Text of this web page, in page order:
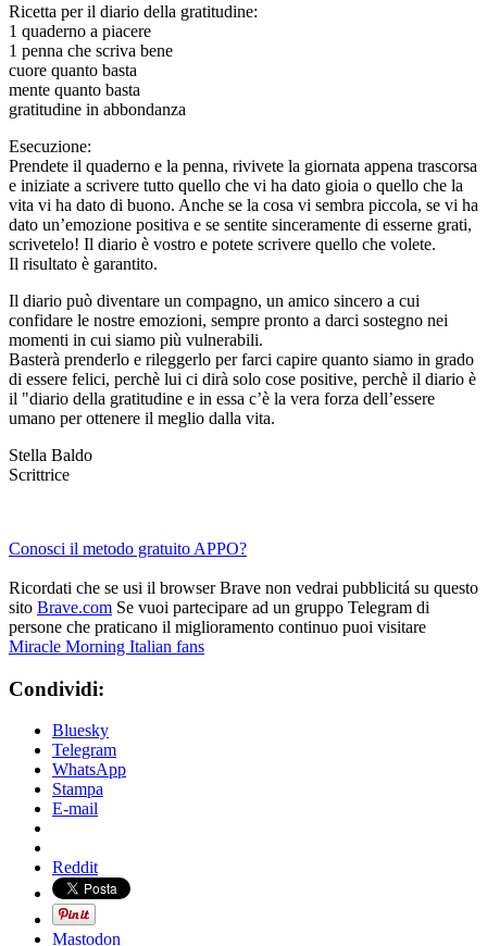
Ricetta per il diario della gratitudine:
1 quaderno a piacere
1 penna che scriva bene
cuore quanto basta
mente quanto basta
gratitudine in abbondanza
Esecuzione:
Prendete il quaderno e la penna, rivivete la giornata appena trascorsa
e iniziate a scrivere tutto quello che vi ha dato gioia o quello che la
vita vi ha dato di buono. Anche se la cosa vi sembra piccola, se vi ha
dato un’emozione positiva e se sentite sinceramente di esserne grati,
scrivetelo! Il diario è vostro e potete scrivere quello che volete.
Il risultato è garantito.
Il diario può diventare un compagno, un amico sincero a cui
confidare le nostre emozioni, sempre pronto a darci sostegno nei
momenti in cui siamo più vulnerabili.
Basterà prenderlo e rileggerlo per farci capire quanto siamo in grado
di essere felici, perchè lui ci dirà solo cose positive, perchè il diario è
il "diario della gratitudine e in essa c’è la vera forza dell’essere
umano per ottenere il meglio dalla vita.
Stella Baldo
Scrittrice
Conosci il metodo gratuito APPO?
Ricordati che se usi il browser Brave non vedrai pubblicitá su questo
sito Brave.com Se vuoi partecipare ad un gruppo Telegram di
persone che praticano il miglioramento continuo puoi visitare
Miracle Morning Italian fans
Condividi:
Bluesky
Telegram
WhatsApp
Stampa
E-mail
Reddit
Mastodon